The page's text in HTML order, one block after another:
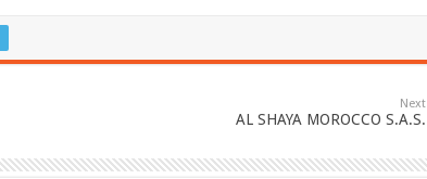
Next
AL SHAYA MOROCCO S.A.S.